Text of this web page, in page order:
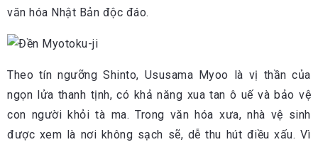
văn hóa Nhật Bản độc đáo.
Theo tín ngưỡng Shinto, Ususama Myoo là vị thần của
ngọn lửa thanh tịnh, có khả năng xua tan ô uế và bảo vệ
con người khỏi tà ma. Trong văn hóa xưa, nhà vệ sinh
được xem là nơi không sạch sẽ, dễ thu hút điều xấu. Vì